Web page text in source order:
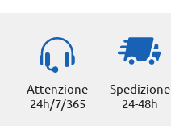
Attenzione
24h/7/365
Spedizione
24-48h